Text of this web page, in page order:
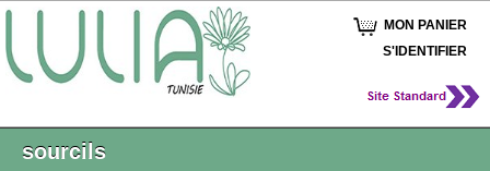
MON PANIER
S'IDENTIFIER
sourcils